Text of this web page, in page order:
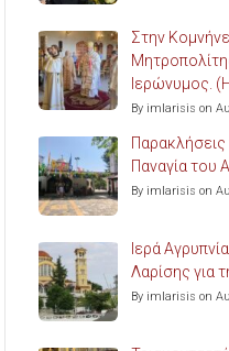
Στην
Ιερώνυμος.
By imlarisis on
Παναγία του
By imlarisis on
Ιερά
Λαρίσης για
By imlarisis on